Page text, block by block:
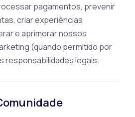
pagamentos, prevenir
criar experiências
e aprimorar nossos
(quando permitido por
responsabilidades legais.